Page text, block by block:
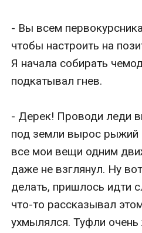
- Вы всем
чтобы настроить на
Я начала собирать
подкатывал гнев.
- Дерек! Проводи леди
под земли вырос рыжий
все мои вещи одним
даже не взглянул. Ну
делать, пришлось идти
что-то рассказывал
ухмылялся. Туфли